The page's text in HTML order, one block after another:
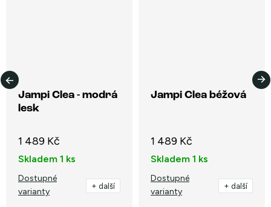
Jampi Clea - modrá
lesk
1 489 Kč
Skladem 1 ks
Dostupné
varianty
+ další
Jampi Clea béžová
1 489 Kč
Skladem 1 ks
Dostupné
varianty
+ další